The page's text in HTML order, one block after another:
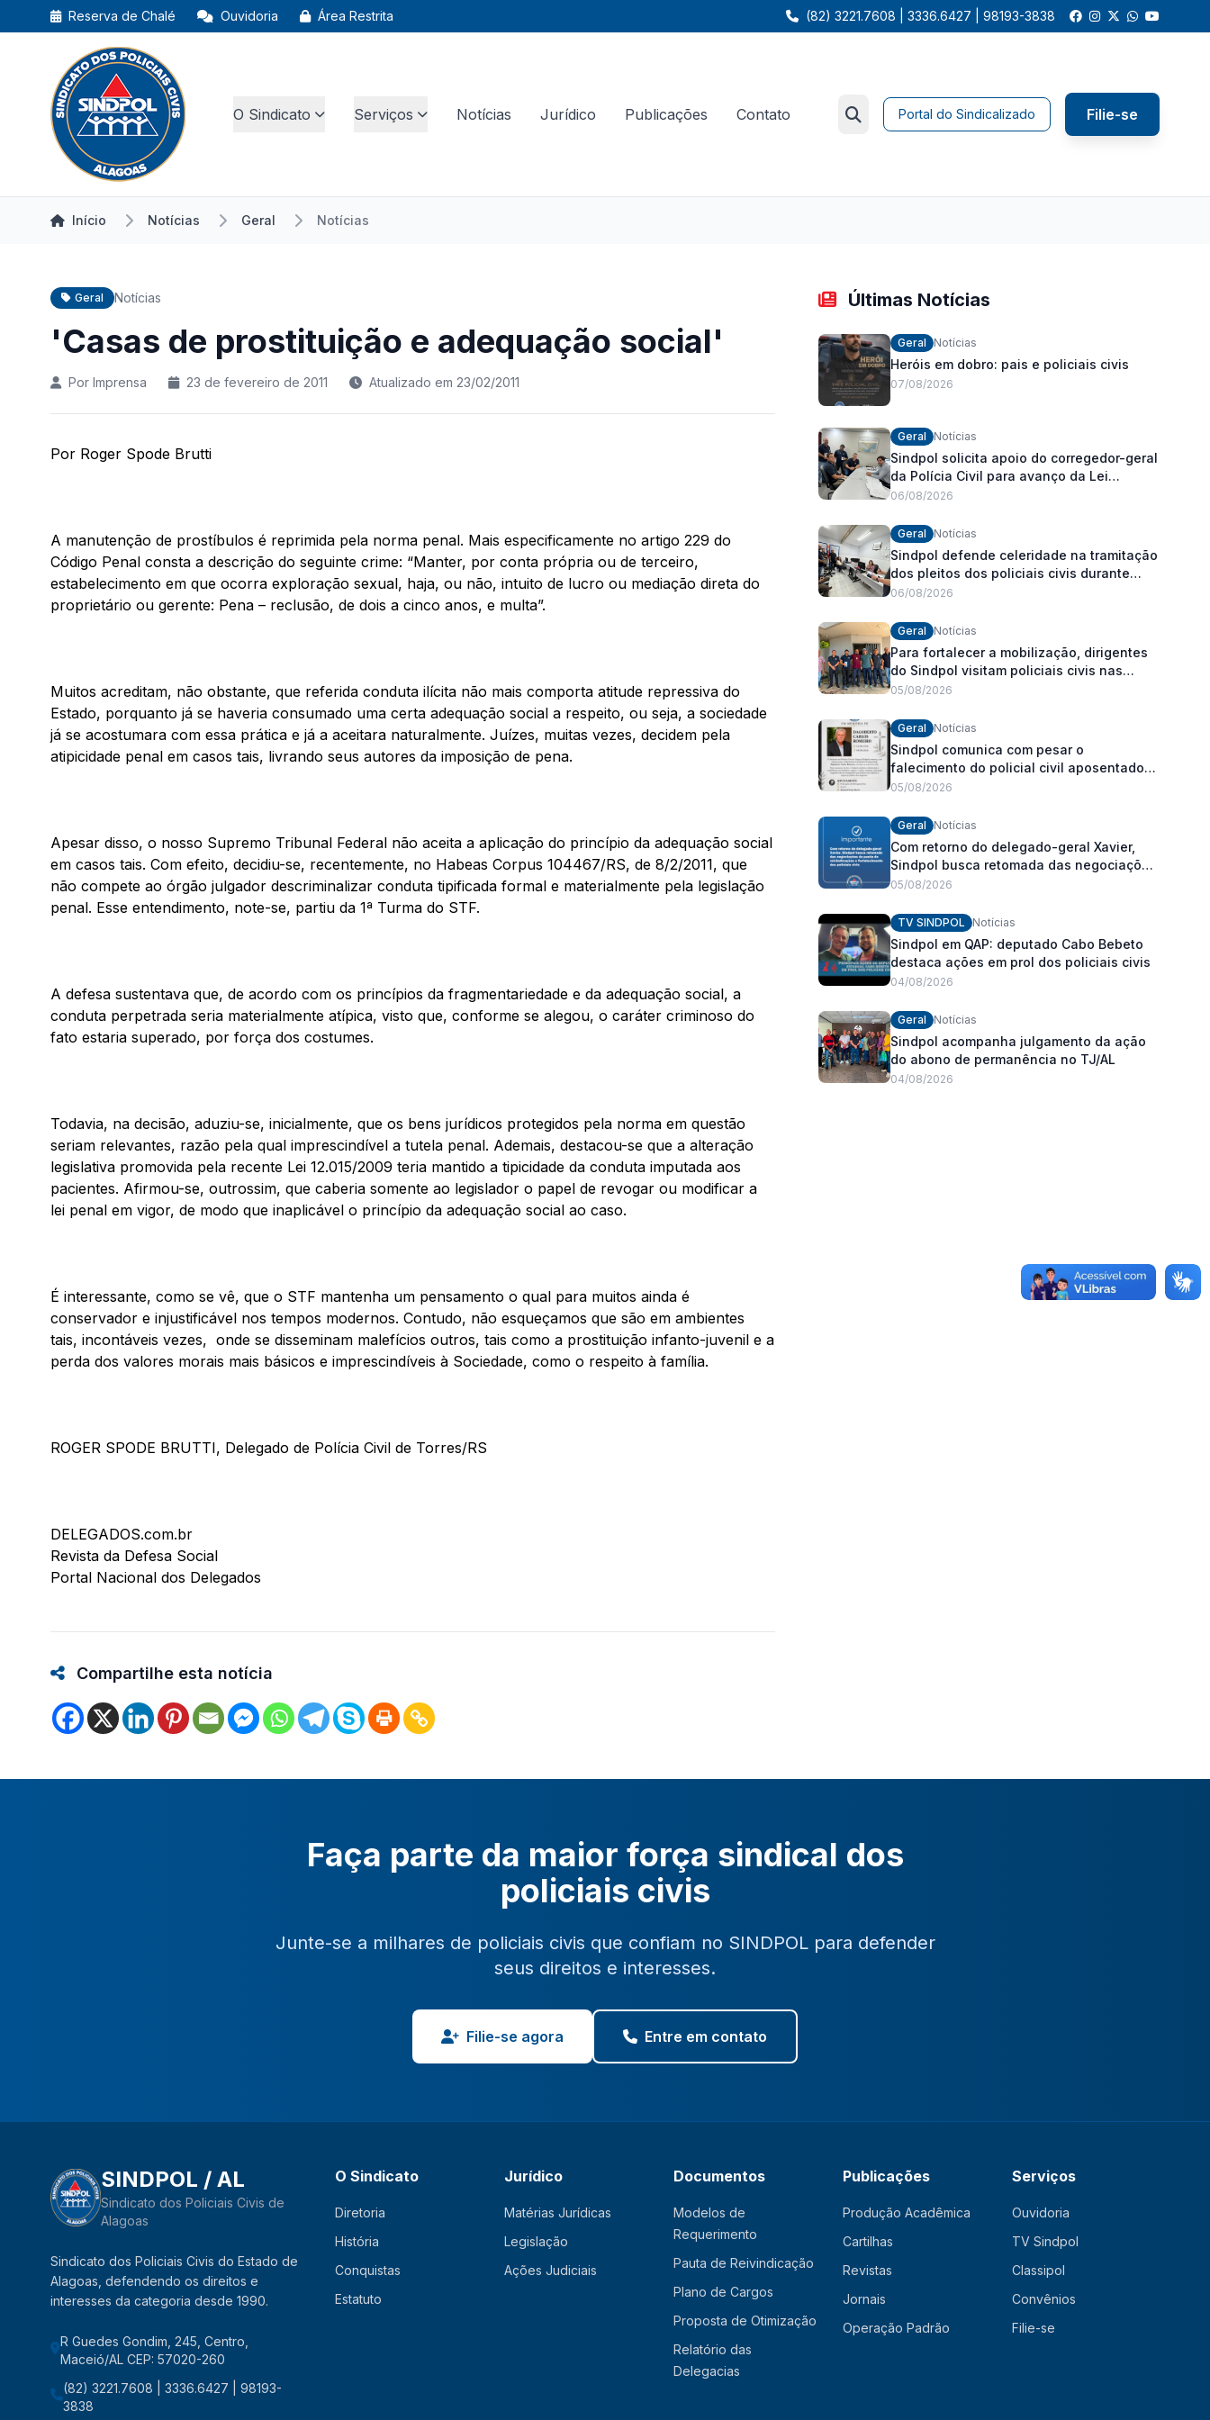
Reserva de Chalé Ouvidoria Área Restrita (82) 3221.7608 | 3336.6427 | 98193-3838
O Sindicato Serviços Notícias Jurídico Publicações Contato Portal do Sindicalizado Filie-se
Início Notícias Geral Notícias
Geral Notícias
'Casas de prostituição e adequação social'
Por Imprensa 23 de fevereiro de 2011 Atualizado em 23/02/2011
Por Roger Spode Brutti
A manutenção de prostíbulos é reprimida pela norma penal. Mais especificamente no artigo 229 do
Código Penal consta a descrição do seguinte crime: “Manter, por conta própria ou de terceiro,
estabelecimento em que ocorra exploração sexual, haja, ou não, intuito de lucro ou mediação direta do
proprietário ou gerente: Pena – reclusão, de dois a cinco anos, e multa”.
Muitos acreditam, não obstante, que referida conduta ilícita não mais comporta atitude repressiva do
Estado, porquanto já se haveria consumado uma certa adequação social a respeito, ou seja, a sociedade
já se acostumara com essa prática e já a aceitara naturalmente. Juízes, muitas vezes, decidem pela
atipicidade penal em casos tais, livrando seus autores da imposição de pena.
Apesar disso, o nosso Supremo Tribunal Federal não aceita a aplicação do princípio da adequação social
em casos tais. Com efeito, decidiu-se, recentemente, no Habeas Corpus 104467/RS, de 8/2/2011, que
não compete ao órgão julgador descriminalizar conduta tipificada formal e materialmente pela legislação
penal. Esse entendimento, note-se, partiu da 1ª Turma do STF.
A defesa sustentava que, de acordo com os princípios da fragmentariedade e da adequação social, a
conduta perpetrada seria materialmente atípica, visto que, conforme se alegou, o caráter criminoso do
fato estaria superado, por força dos costumes.
Todavia, na decisão, aduziu-se, inicialmente, que os bens jurídicos protegidos pela norma em questão
seriam relevantes, razão pela qual imprescindível a tutela penal. Ademais, destacou-se que a alteração
legislativa promovida pela recente Lei 12.015/2009 teria mantido a tipicidade da conduta imputada aos
pacientes. Afirmou-se, outrossim, que caberia somente ao legislador o papel de revogar ou modificar a
lei penal em vigor, de modo que inaplicável o princípio da adequação social ao caso.
É interessante, como se vê, que o STF mantenha um pensamento o qual para muitos ainda é
conservador e injustificável nos tempos modernos. Contudo, não esqueçamos que são em ambientes
tais, incontáveis vezes, onde se disseminam malefícios outros, tais como a prostituição infanto-juvenil e a
perda dos valores morais mais básicos e imprescindíveis à Sociedade, como o respeito à família.
ROGER SPODE BRUTTI, Delegado de Polícia Civil de Torres/RS
DELEGADOS.com.br
Revista da Defesa Social
Portal Nacional dos Delegados
Compartilhe esta notícia
Últimas Notícias
Geral Notícias
Heróis em dobro: pais e policiais civis
07/08/2026
Geral Notícias
Sindpol solicita apoio do corregedor-geral
da Polícia Civil para avanço da Lei
Orgânica Estadual
06/08/2026
Geral Notícias
Sindpol defende celeridade na tramitação
dos pleitos dos policiais civis durante
visita às delegacias
06/08/2026
Geral Notícias
Para fortalecer a mobilização, dirigentes
do Sindpol visitam policiais civis nas
delegacias
05/08/2026
Geral Notícias
Sindpol comunica com pesar o
falecimento do policial civil aposentado
Dagoberto Carlos Romeiro
05/08/2026
Geral Notícias
Com retorno do delegado-geral Xavier,
Sindpol busca retomada das negociações
da pauta de reivindicações e
05/08/2026
TV SINDPOL Notícias
Sindpol em QAP: deputado Cabo Bebeto
destaca ações em prol dos policiais civis
04/08/2026
Geral Notícias
Sindpol acompanha julgamento da ação
do abono de permanência no TJ/AL
04/08/2026
Faça parte da maior força sindical dos
policiais civis
Junte-se a milhares de policiais civis que confiam no SINDPOL para defender
seus direitos e interesses.
Filie-se agora Entre em contato
SINDPOL / AL
Sindicato dos Policiais Civis de
Alagoas
Sindicato dos Policiais Civis do Estado de
Alagoas, defendendo os direitos e
interesses da categoria desde 1990.
R Guedes Gondim, 245, Centro,
Maceió/AL CEP: 57020-260
(82) 3221.7608 | 3336.6427 | 98193-
3838
O Sindicato
Diretoria
História
Conquistas
Estatuto
Jurídico
Matérias Jurídicas
Legislação
Ações Judiciais
Documentos
Modelos de
Requerimento
Pauta de Reivindicação
Plano de Cargos
Proposta de Otimização
Relatório das
Delegacias
Publicações
Produção Acadêmica
Cartilhas
Revistas
Jornais
Operação Padrão
Serviços
Ouvidoria
TV Sindpol
Classipol
Convênios
Filie-se